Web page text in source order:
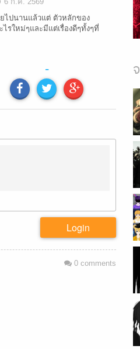
ยไปนานแล้วแต่ ตัวหลักของ
รใหม่ๆและมีแต่เรื่องดีๆทั้งๆที่
-
Login
0 comments